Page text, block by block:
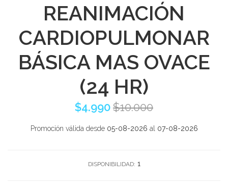
REANIMACIÓN
CARDIOPULMONAR
BÁSICA MAS OVACE
(24 HR)
$4.990$10.000
Promoción válida desde 05-08-2026 al 07-08-2026
DISPONIBILIDAD: 1